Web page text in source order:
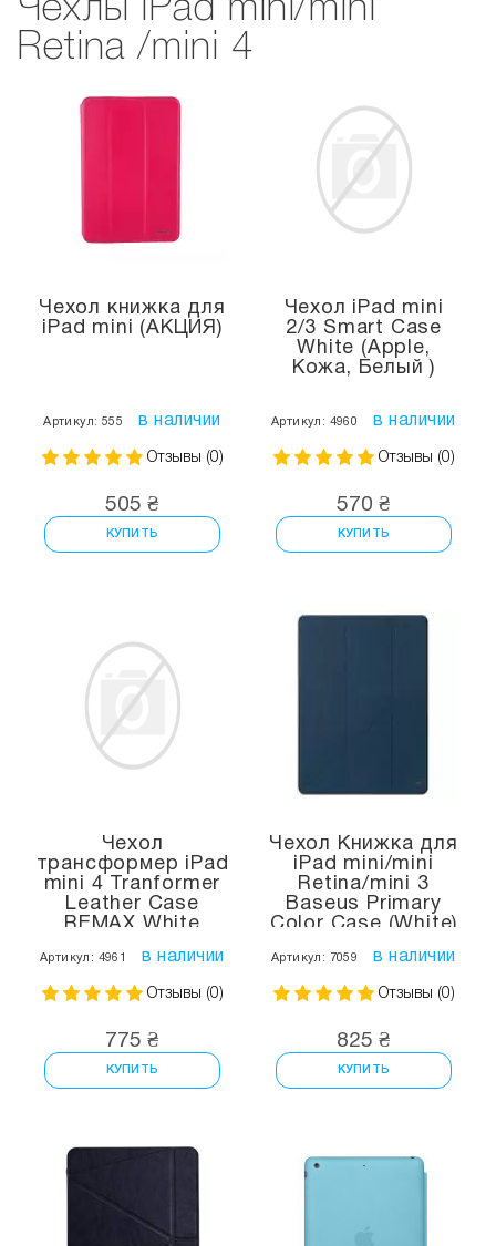
Чехлы iPad mini/mini
Retina /mini 4
Чехол книжка для
iPad mini (АКЦИЯ)
Артикул: 555 в наличии
Отзывы (0)
505 ₴
КУПИТЬ
Чехол iPad mini
2/3 Smart Case
White (Apple,
Кожа, Белый )
Артикул: 4960 в наличии
Отзывы (0)
570 ₴
КУПИТЬ
Чехол
трансформер iPad
mini 4 Tranformer
Leather Case
REMAX White
Артикул: 4961 в наличии
Отзывы (0)
775 ₴
КУПИТЬ
Чехол Книжка для
iPad mini/mini
Retina/mini 3
Baseus Primary
Color Case (White)
Артикул: 7059 в наличии
Отзывы (0)
825 ₴
КУПИТЬ